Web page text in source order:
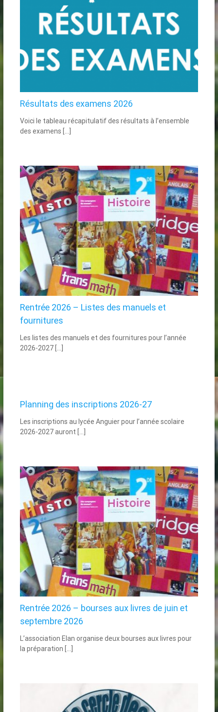
Résultats des examens 2026
Voici le tableau récapitulatif des résultats à l’ensemble
des examens […]
Rentrée 2026 – Listes des manuels et
fournitures
Les listes des manuels et des fournitures pour l’année
2026-2027 […]
Planning des inscriptions 2026-27
Les inscriptions au lycée Anguier pour l’année scolaire
2026-2027 auront […]
Rentrée 2026 – bourses aux livres de juin et
septembre 2026
L’association Elan organise deux bourses aux livres pour
la préparation […]